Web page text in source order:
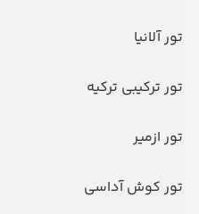
تور آلانیا
تور ترکیبی ترکیه
تور ازمیر
تور کوش آداسی
امکانات هتل